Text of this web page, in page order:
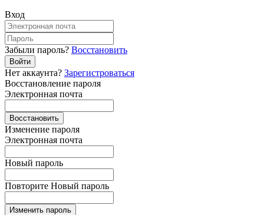
Вход
Забыли пароль? Восстановить
Войти
Нет аккаунта? Зарегистроваться
Восстановление пароля
Электронная почта
Восстановить
Изменение пароля
Электронная почта
Новый пароль
Повторите Новый пароль
Изменить пароль